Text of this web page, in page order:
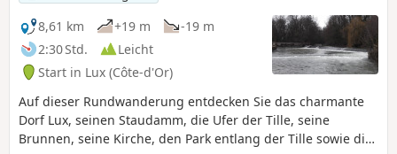
8,61 km
+19 m
-19 m
2:30 Std.
Leicht
Start in Lux (Côte-d'Or)
Auf dieser Rundwanderung entdecken Sie das charmante
Dorf Lux, seinen Staudamm, die Ufer der Tille, seine
Brunnen, seine Kirche, den Park entlang der Tille sowie die